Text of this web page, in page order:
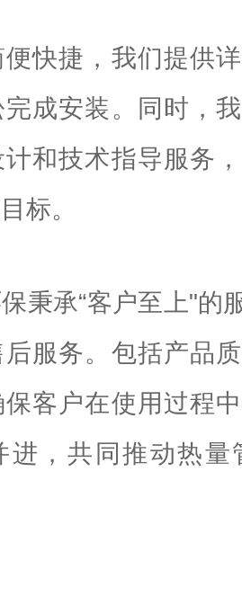
快捷，我们提供
成安装。同时，
和技术指导服务
标。
秉承“客户至上"的
后服务。包括产品
客户在使用过程
进，共同推动热